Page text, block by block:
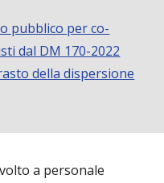
pubblico per co-
dal DM 170-2022
della dispersione
a personale